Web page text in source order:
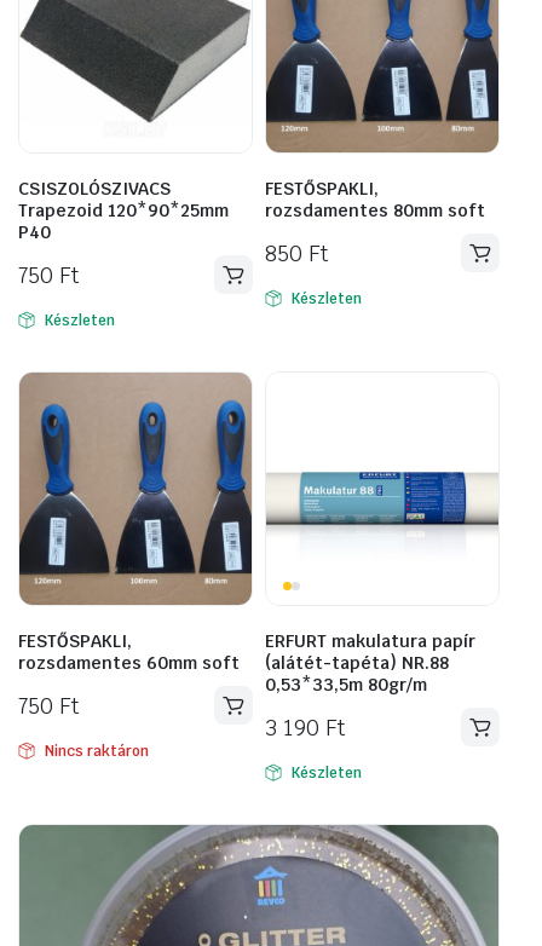
CSISZOLÓSZIVACS
Trapezoid 120*90*25mm
P40
750 Ft
Készleten
FESTŐSPAKLI,
rozsdamentes 80mm soft
850 Ft
Készleten
FESTŐSPAKLI,
rozsdamentes 60mm soft
750 Ft
Nincs raktáron
ERFURT makulatura papír
(alátét-tapéta) NR.88
0,53*33,5m 80gr/m
3 190 Ft
Készleten